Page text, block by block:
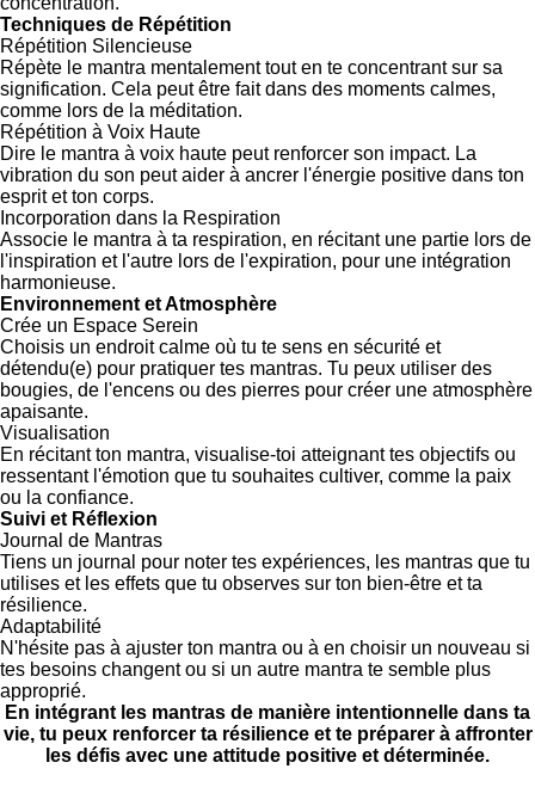
Techniques de Répétition
Répétition Silencieuse
Répète le mantra mentalement tout en te concentrant sur sa
signification. Cela peut être fait dans des moments calmes,
comme lors de la méditation.
Répétition à Voix Haute
Dire le mantra à voix haute peut renforcer son impact. La
vibration du son peut aider à ancrer l'énergie positive dans ton
esprit et ton corps.
Incorporation dans la Respiration
Associe le mantra à ta respiration, en récitant une partie lors de
l'inspiration et l'autre lors de l'expiration, pour une intégration
harmonieuse.
Environnement et Atmosphère
Crée un Espace Serein
Choisis un endroit calme où tu te sens en sécurité et
détendu(e) pour pratiquer tes mantras. Tu peux utiliser des
bougies, de l'encens ou des pierres pour créer une atmosphère
apaisante.
Visualisation
En récitant ton mantra, visualise-toi atteignant tes objectifs ou
ressentant l'émotion que tu souhaites cultiver, comme la paix
ou la confiance.
Suivi et Réflexion
Journal de Mantras
Tiens un journal pour noter tes expériences, les mantras que tu
utilises et les effets que tu observes sur ton bien-être et ta
résilience.
Adaptabilité
N'hésite pas à ajuster ton mantra ou à en choisir un nouveau si
tes besoins changent ou si un autre mantra te semble plus
approprié.
En intégrant les mantras de manière intentionnelle dans ta
vie, tu peux renforcer ta résilience et te préparer à affronter
les défis avec une attitude positive et déterminée.